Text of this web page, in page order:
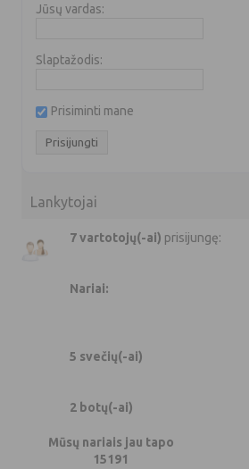
Jūsų vardas:
Slaptažodis:
Prisiminti mane
Lankytojai
7 vartotojų(-ai) prisijungę:
Nariai:
5 svečių(-ai)
2 botų(-ai)
Mūsų nariais jau tapo
15191